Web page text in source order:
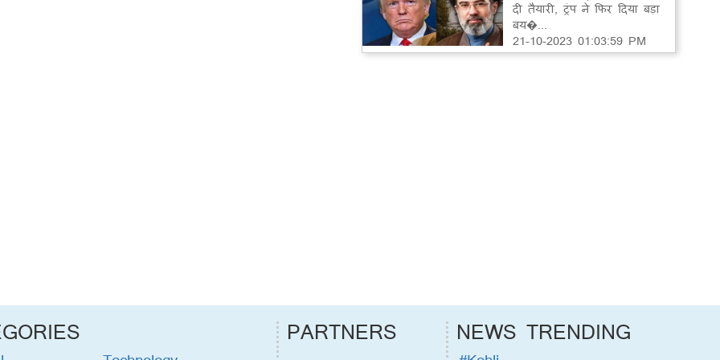
दी तैयारी, ट्रंप ने फिर दिया बड़ा
बय�...
21-10-2023 01:03:59 PM
PARTNERS NEWS TRENDING